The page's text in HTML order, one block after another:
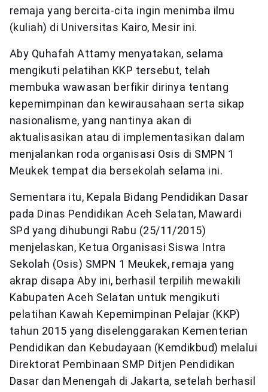
remaja yang bercita-cita ingin menimba ilmu
(kuliah) di Universitas Kairo, Mesir ini.
Aby Quhafah Attamy menyatakan, selama
mengikuti pelatihan KKP tersebut, telah
membuka wawasan berfikir dirinya tentang
kepemimpinan dan kewirausahaan serta sikap
nasionalisme, yang nantinya akan di
aktualisasikan atau di implementasikan dalam
menjalankan roda organisasi Osis di SMPN 1
Meukek tempat dia bersekolah selama ini.
Sementara itu, Kepala Bidang Pendidikan Dasar
pada Dinas Pendidikan Aceh Selatan, Mawardi
SPd yang dihubungi Rabu (25/11/2015)
menjelaskan, Ketua Organisasi Siswa Intra
Sekolah (Osis) SMPN 1 Meukek, remaja yang
akrap disapa Aby ini, berhasil terpilih mewakili
Kabupaten Aceh Selatan untuk mengikuti
pelatihan Kawah Kepemimpinan Pelajar (KKP)
tahun 2015 yang diselenggarakan Kementerian
Pendidikan dan Kebudayaan (Kemdikbud) melalui
Direktorat Pembinaan SMP Ditjen Pendidikan
Dasar dan Menengah di Jakarta, setelah berhasil